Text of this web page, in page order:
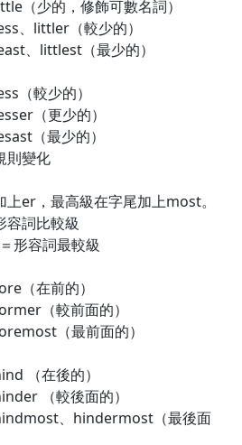
（少的，修飾可數名詞）
、littler（較少的）
、littlest（最少的）
（較少的）
（更少的）
（最少的）
則變化
er，最高級在字尾加上most。
容詞比較級
形容詞最較級
（在前的）
（較前面的）
（最前面的）
（在後的）
（較後面的）
、hindermost（最後面